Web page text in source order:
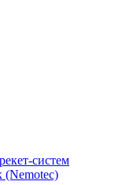
систем
(Nemotec)